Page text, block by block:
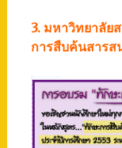
3. มหาวิทยาลัย
การสืบค้นสารส